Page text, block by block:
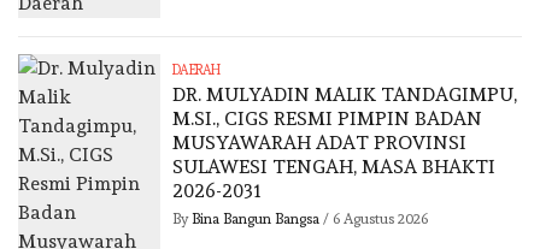
DAERAH
DR. MULYADIN MALIK TANDAGIMPU,
M.SI., CIGS RESMI PIMPIN BADAN
MUSYAWARAH ADAT PROVINSI
SULAWESI TENGAH, MASA BHAKTI
2026-2031
By Bina Bangun Bangsa/ 6 Agustus 2026